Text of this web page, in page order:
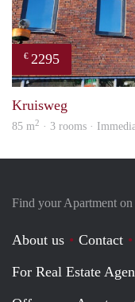
€ 2295
Kruisweg
85 m2 · 3 rooms ·
Find your Apartment
About us Contact
For Real Estate